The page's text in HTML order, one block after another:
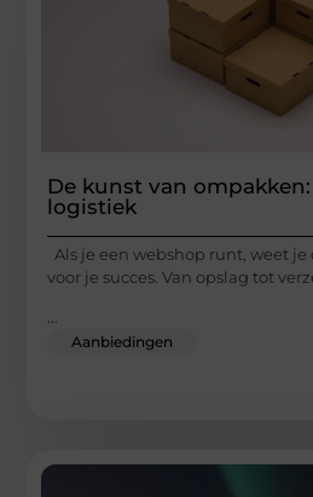
De kunst van
logistiek
Als je een webshop runt, weet
voor je succes. Van opslag tot
Aanbiedingen